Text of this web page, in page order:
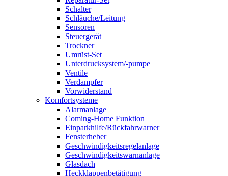
Schalter
Schläuche/Leitung
Sensoren
Steuergerät
Trockner
Umrüst-Set
Unterdrucksystem/-pumpe
Ventile
Verdampfer
Vorwiderstand
Komfortsysteme
Alarmanlage
Coming-Home Funktion
Einparkhilfe/Rückfahrwarner
Fensterheber
Geschwindigkeitsregelanlage
Geschwindigkeitswarnanlage
Glasdach
Heckklappenbetätigung